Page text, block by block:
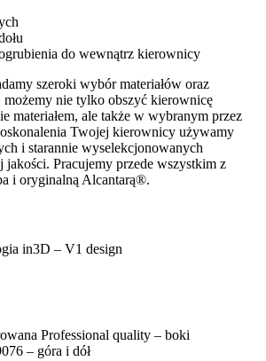
do wewnątrz kierownicy
szeroki wybór materiałów oraz
nie tylko obszyć kierownicę
materiałem, ale także w wybranym przez
Twojej kierownicy używamy
i starannie wyselekcjonowanych
jakości. Pracujemy przede wszystkim z
i oryginalną Alcantarą®.
in3D – V1 design
Professional quality – boki
– góra i dół